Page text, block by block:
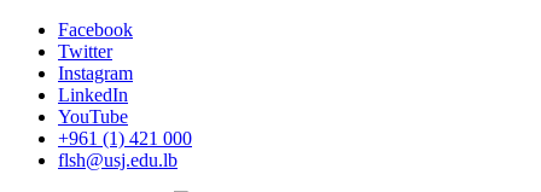
Facebook
Twitter
Instagram
LinkedIn
YouTube
+961 (1) 421 000
flsh@usj.edu.lb